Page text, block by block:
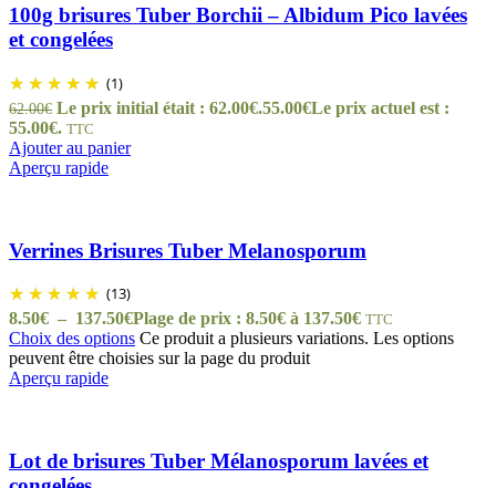
100g brisures Tuber Borchii – Albidum Pico lavées
et congelées
(1)
62.00€ Le prix initial était : 62.00€.55.00€Le prix actuel est :
55.00€. TTC
Ajouter au panier
Aperçu rapide
Verrines Brisures Tuber Melanosporum
(13)
8.50€ – 137.50€Plage de prix : 8.50€ à 137.50€ TTC
Choix des options Ce produit a plusieurs variations. Les options
peuvent être choisies sur la page du produit
Aperçu rapide
Lot de brisures Tuber Mélanosporum lavées et